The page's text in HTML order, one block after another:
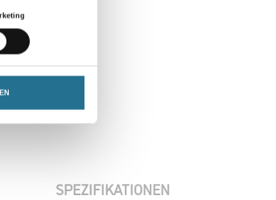
SPEZIFIKATIONEN